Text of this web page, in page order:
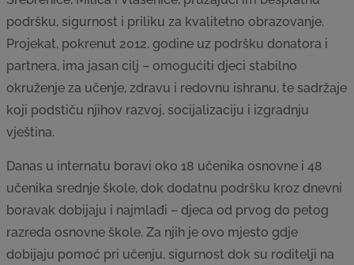
podršku, sigurnost i priliku za kvalitetno obrazovanje.
Projekat, pokrenut 2012. godine uz podršku donatora i
partnera, ima jasan cilj – omogućiti djeci stabilno
okruženje za učenje, zdravu i redovnu ishranu, te sadržaje
koji podstiču njihov razvoj, socijalizaciju i izgradnju
vještina.
Danas u internatu boravi oko 18 učenika osnovne i 48
učenika srednje škole, dok dodatnu podršku kroz dnevni
boravak dobijaju i najmlađi – djeca od prvog do petog
razreda osnovne škole. Za njih je ovo mjesto gdje
dobijaju pomoć pri učenju, sigurnost dok su roditelji na